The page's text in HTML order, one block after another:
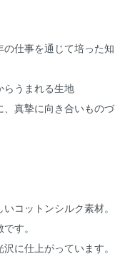
仕事を通じて培った知
らうまれる生地
真摯に向き合いものづ
コットンシルク素材。
す。
に仕上がっています。